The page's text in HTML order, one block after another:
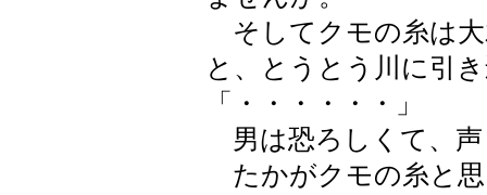
そしてクモの糸は
と、とうとう川に引
「・・・・・・」
男は恐ろしくて、
たかがクモの糸と